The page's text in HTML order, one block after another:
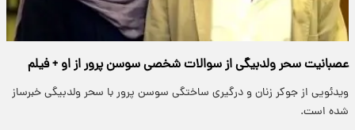
عصبانیت سحر ولدبیگی از سوالات شخصی سوسن پرور از او + فیلم
ویدئویی از جوکر زنان و درگیری ساختگی سوسن پرور با سحر ولدبیگی خبرساز
شده است.